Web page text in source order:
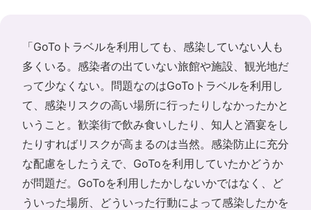
「GoToトラベルを利用しても、感染していない人も
多くいる。感染者の出ていない旅館や施設、観光地だ
って少なくない。問題なのはGoToトラベルを利用し
て、感染リスクの高い場所に行ったりしなかったかと
いうこと。歓楽街で飲み食いしたり、知人と酒宴をし
たりすればリスクが高まるのは当然。感染防止に充分
な配慮をしたうえで、GoToを利用していたかどうか
が問題だ。GoToを利用したかしないかではなく、ど
ういった場所、どういった行動によって感染したかを